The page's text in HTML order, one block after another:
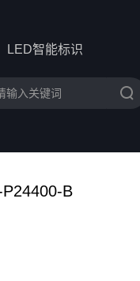
LED智能标识
B